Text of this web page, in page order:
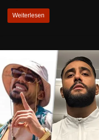
Weiterlesen